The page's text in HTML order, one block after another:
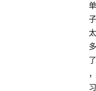
单
子
太
多
了
，
习